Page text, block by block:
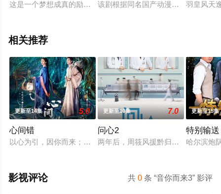
这是一个梦想成真的励志故事。通过胸怀英雄梦的富家子弟郑帅
该剧根据同名国产动漫改编。剧集讲
羽皇风天
相关推荐
更新至14集 5.0
心间错
以心为引，因你而来；爱恨起落，皆由心生。一段人妖牵绊，百
更新至10集 7.0
问心2
两年后，周筱风援黔归来与林逸、方
更新至15集
特别输送
哈尔滨炮
共0 条 “音你而来3” 影评
影视评论